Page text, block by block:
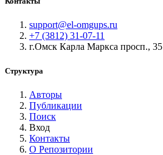
support@el-omgups.ru
+7 (3812) 31-07-11
г.Омск Карла Маркса просп., 35
Структура
Авторы
Публикации
Поиск
Вход
Контакты
О Репозитории